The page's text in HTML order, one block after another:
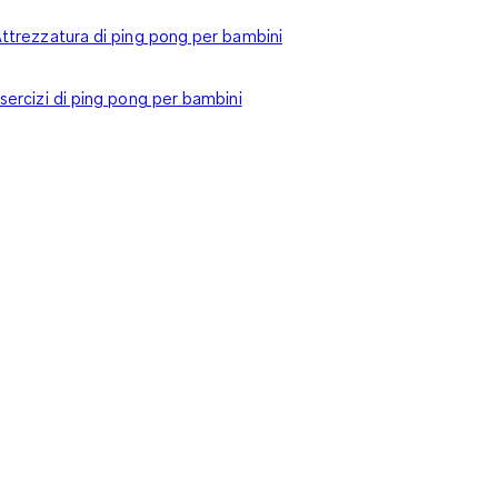
di ping pong per bambini
di ping pong per bambini